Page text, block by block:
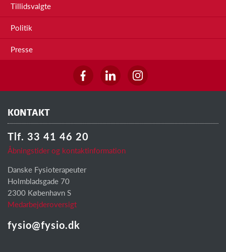
Tillidsvalgte
Politik
Presse
KONTAKT
Tlf. 33 41 46 20
Åbningstider og kontaktinformation
Danske Fysioterapeuter
Holmbladsgade 70
2300 København S
Medarbejderoversigt
fysio@fysio.dk